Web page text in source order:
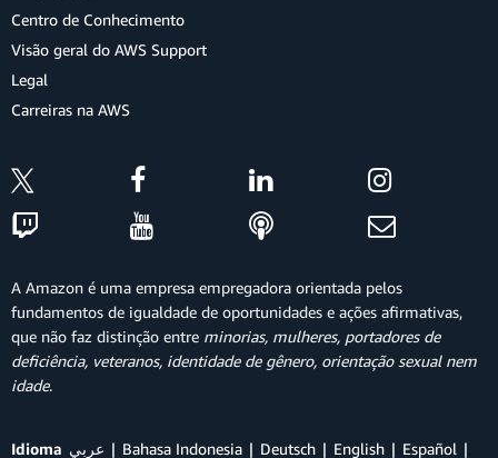
Centro de Conhecimento
Visão geral do AWS Support
Legal
Carreiras na AWS
A Amazon é uma empresa empregadora orientada pelos
fundamentos de igualdade de oportunidades e ações afirmativas,
que não faz distinção entre minorias, mulheres, portadores de
deficiência, veteranos, identidade de gênero, orientação sexual nem
idade.
Idioma عربي Bahasa Indonesia Deutsch English Español